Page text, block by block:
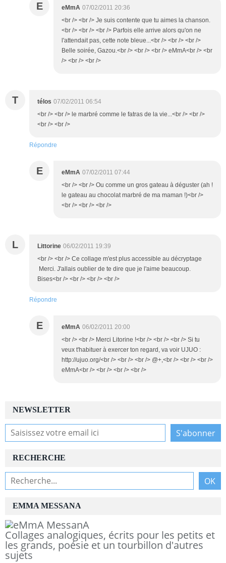
E eMmA 07/02/2011 20:36
<br /> <br /> Je suis contente que tu aimes la chanson.
<br /> <br /> <br /> Parfois elle arrive alors qu'on ne
l'attendait pas, cette note bleue...<br /> <br /> <br />
Belle soirée, Gazou.<br /> <br /> <br /> eMmA<br /> <br
/> <br /> <br />
T télos 07/02/2011 06:54
<br /> <br /> le marbré comme le fatras de la vie...<br /> <br />
<br /> <br />
Répondre
E eMmA 07/02/2011 07:44
<br /> <br /> Ou comme un gros gateau à déguster (ah !
le gateau au chocolat marbré de ma maman !)<br />
<br /> <br /> <br />
L Littorine 06/02/2011 19:39
<br /> <br /> Ce collage m'est plus accessible au décryptage
Merci. J'allais oublier de te dire que je l'aime beaucoup.
Bises<br /> <br /> <br /> <br />
Répondre
E eMmA 06/02/2011 20:00
<br /> <br /> Merci Litorine !<br /> <br /> <br /> Si tu
veux t'habituer à exercer ton regard, va voir UJUO :
http://ujuo.org/<br /> <br /> <br /> @+,<br /> <br /> <br />
eMmA<br /> <br /> <br /> <br />
NEWSLETTER
RECHERCHE
EMMA MESSANA
Collages analogiques, écrits pour les petits et
les grands, poésie et un tourbillon d'autres
sujets